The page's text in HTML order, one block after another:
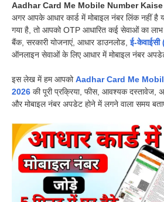
Aadhar Card Me Mobile Number
अगर आपके आधार कार्ड में मोबाइल नंबर लिंक नहीं है
गया है, तो आपको OTP आधारित कई सेवाओं का लाभ
बैंक, सरकारी योजनाएं, आधार डाउनलोड,ई-
ऑनलाइन सेवाओं के लिए आधार में मोबाइल नंबर
इस लेख में हम आपकोAadhar Card Me
2026 की पूरी प्रक्रिया, फीस, आवश्यक दस्तावेज,
और मोबाइल नंबर अपडेट होने में लगने वाला समय